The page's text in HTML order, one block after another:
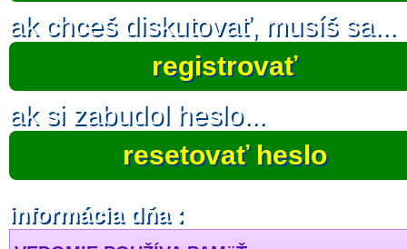
ak chceš diskutovať, musíš sa...
registrovať
ak si zabudol heslo...
resetovať heslo
informácia dňa :